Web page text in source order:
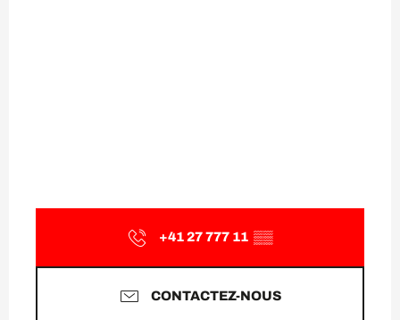
+41 27 777 11 ▒▒
CONTACTEZ-NOUS